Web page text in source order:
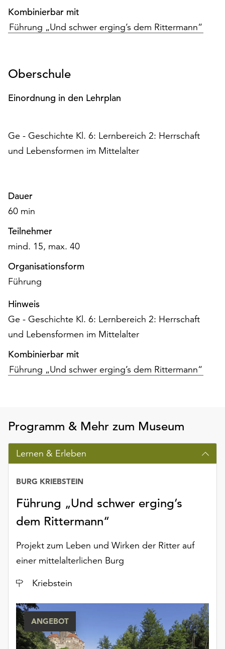
Cookies
werden
Einverständnis
ausgeführt.
die
verwendeten
Sie
die
über
die
Schaltfläche
„Auswählen“.
Weitere
finden
Sie
in
Datenschutzerklärung
oder
dem
Kombinierbar mit
Führung „Und schwer erging’s dem Rittermann“
Oberschule
Einordnung in den Lehrplan
Ge - Geschichte Kl. 6: Lernbereich 2: Herrschaft
und Lebensformen im Mittelalter
Dauer
60 min
Teilnehmer
mind. 15, max. 40
Organisationsform
Führung
Hinweis
Ge - Geschichte Kl. 6: Lernbereich 2: Herrschaft
und Lebensformen im Mittelalter
Kombinierbar mit
Führung „Und schwer erging’s dem Rittermann“
Programm & Mehr zum Museum
Lernen & Erleben
Führung „Und schwer erging’s
dem Rittermann“
BURG KRIEBSTEIN
Projekt zum Leben und Wirken der Ritter auf
einer mittelalterlichen Burg
Ort
Kriebstein
ANGEBOT